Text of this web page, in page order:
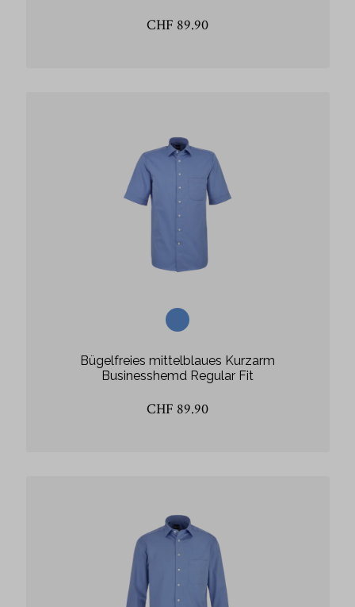
CHF 89.90
Bügelfreies mittelblaues Kurzarm
Businesshemd Regular Fit
CHF 89.90